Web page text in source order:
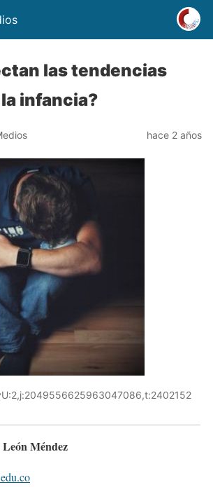
las tendencias
infancia?
hace 2 años
Méndez